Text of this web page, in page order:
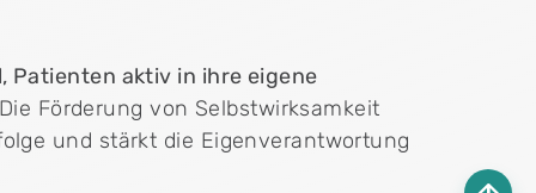
Patienten aktiv in ihre eigene
Förderung von Selbstwirksamkeit
und stärkt die Eigenverantwortung